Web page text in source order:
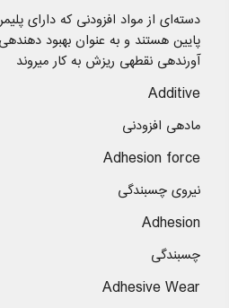
دسته‌ای از مواد افزودنی که دارای
پایین هستند و به عنوان بهبود
آورندهی نقطهی ریزش به کار میروند
Additive
مادهی افزودنی
Adhesion force
نیروی چسبندگی
Adhesion
چسبندگی
Adhesive Wear